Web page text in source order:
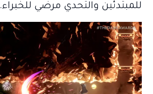
للمبتدئين والتحدي مرضي للخبراء.